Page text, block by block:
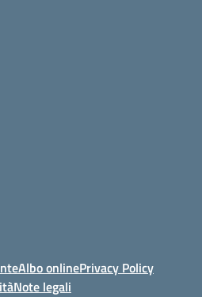
Albo onlinePrivacy Policy
Note legali